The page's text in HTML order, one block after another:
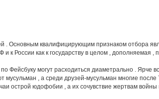
. Основным квалифицирующим признаком отбора
к России как к государству в целом , дополняемая
Фейсбуку могут расходиться диаметрально . Ярче
мусульман , а среди друзей-мусульман многие
острой юдофобии , а их сочувствие жертвам